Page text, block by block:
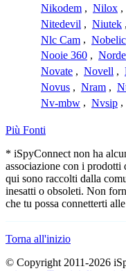
Nikodem , Nilox ,
Nitedevil , Niutek ,
Nlc Cam , Nobelic
Nooie 360 ,
Novate , Novell ,
Novus , Nram ,
Nv-mbw , Nvsip ,
Più Fonti
* iSpyConnect non ha
associazione con i
qui sono raccolti dalla
inesatti o obsoleti. Non
che tu possa connetterti
Torna all'inizio
© Copyright 2011-2026